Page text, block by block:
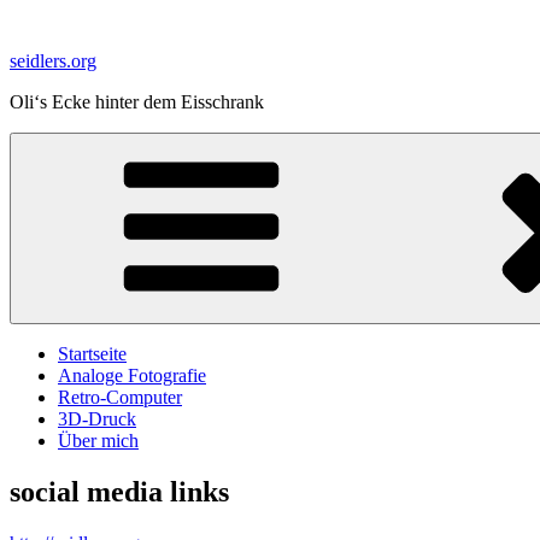
springen
seidlers.org
Oli‘s Ecke hinter dem Eisschrank
Startseite
Analoge Fotografie
Retro-Computer
3D-Druck
Über mich
social media links